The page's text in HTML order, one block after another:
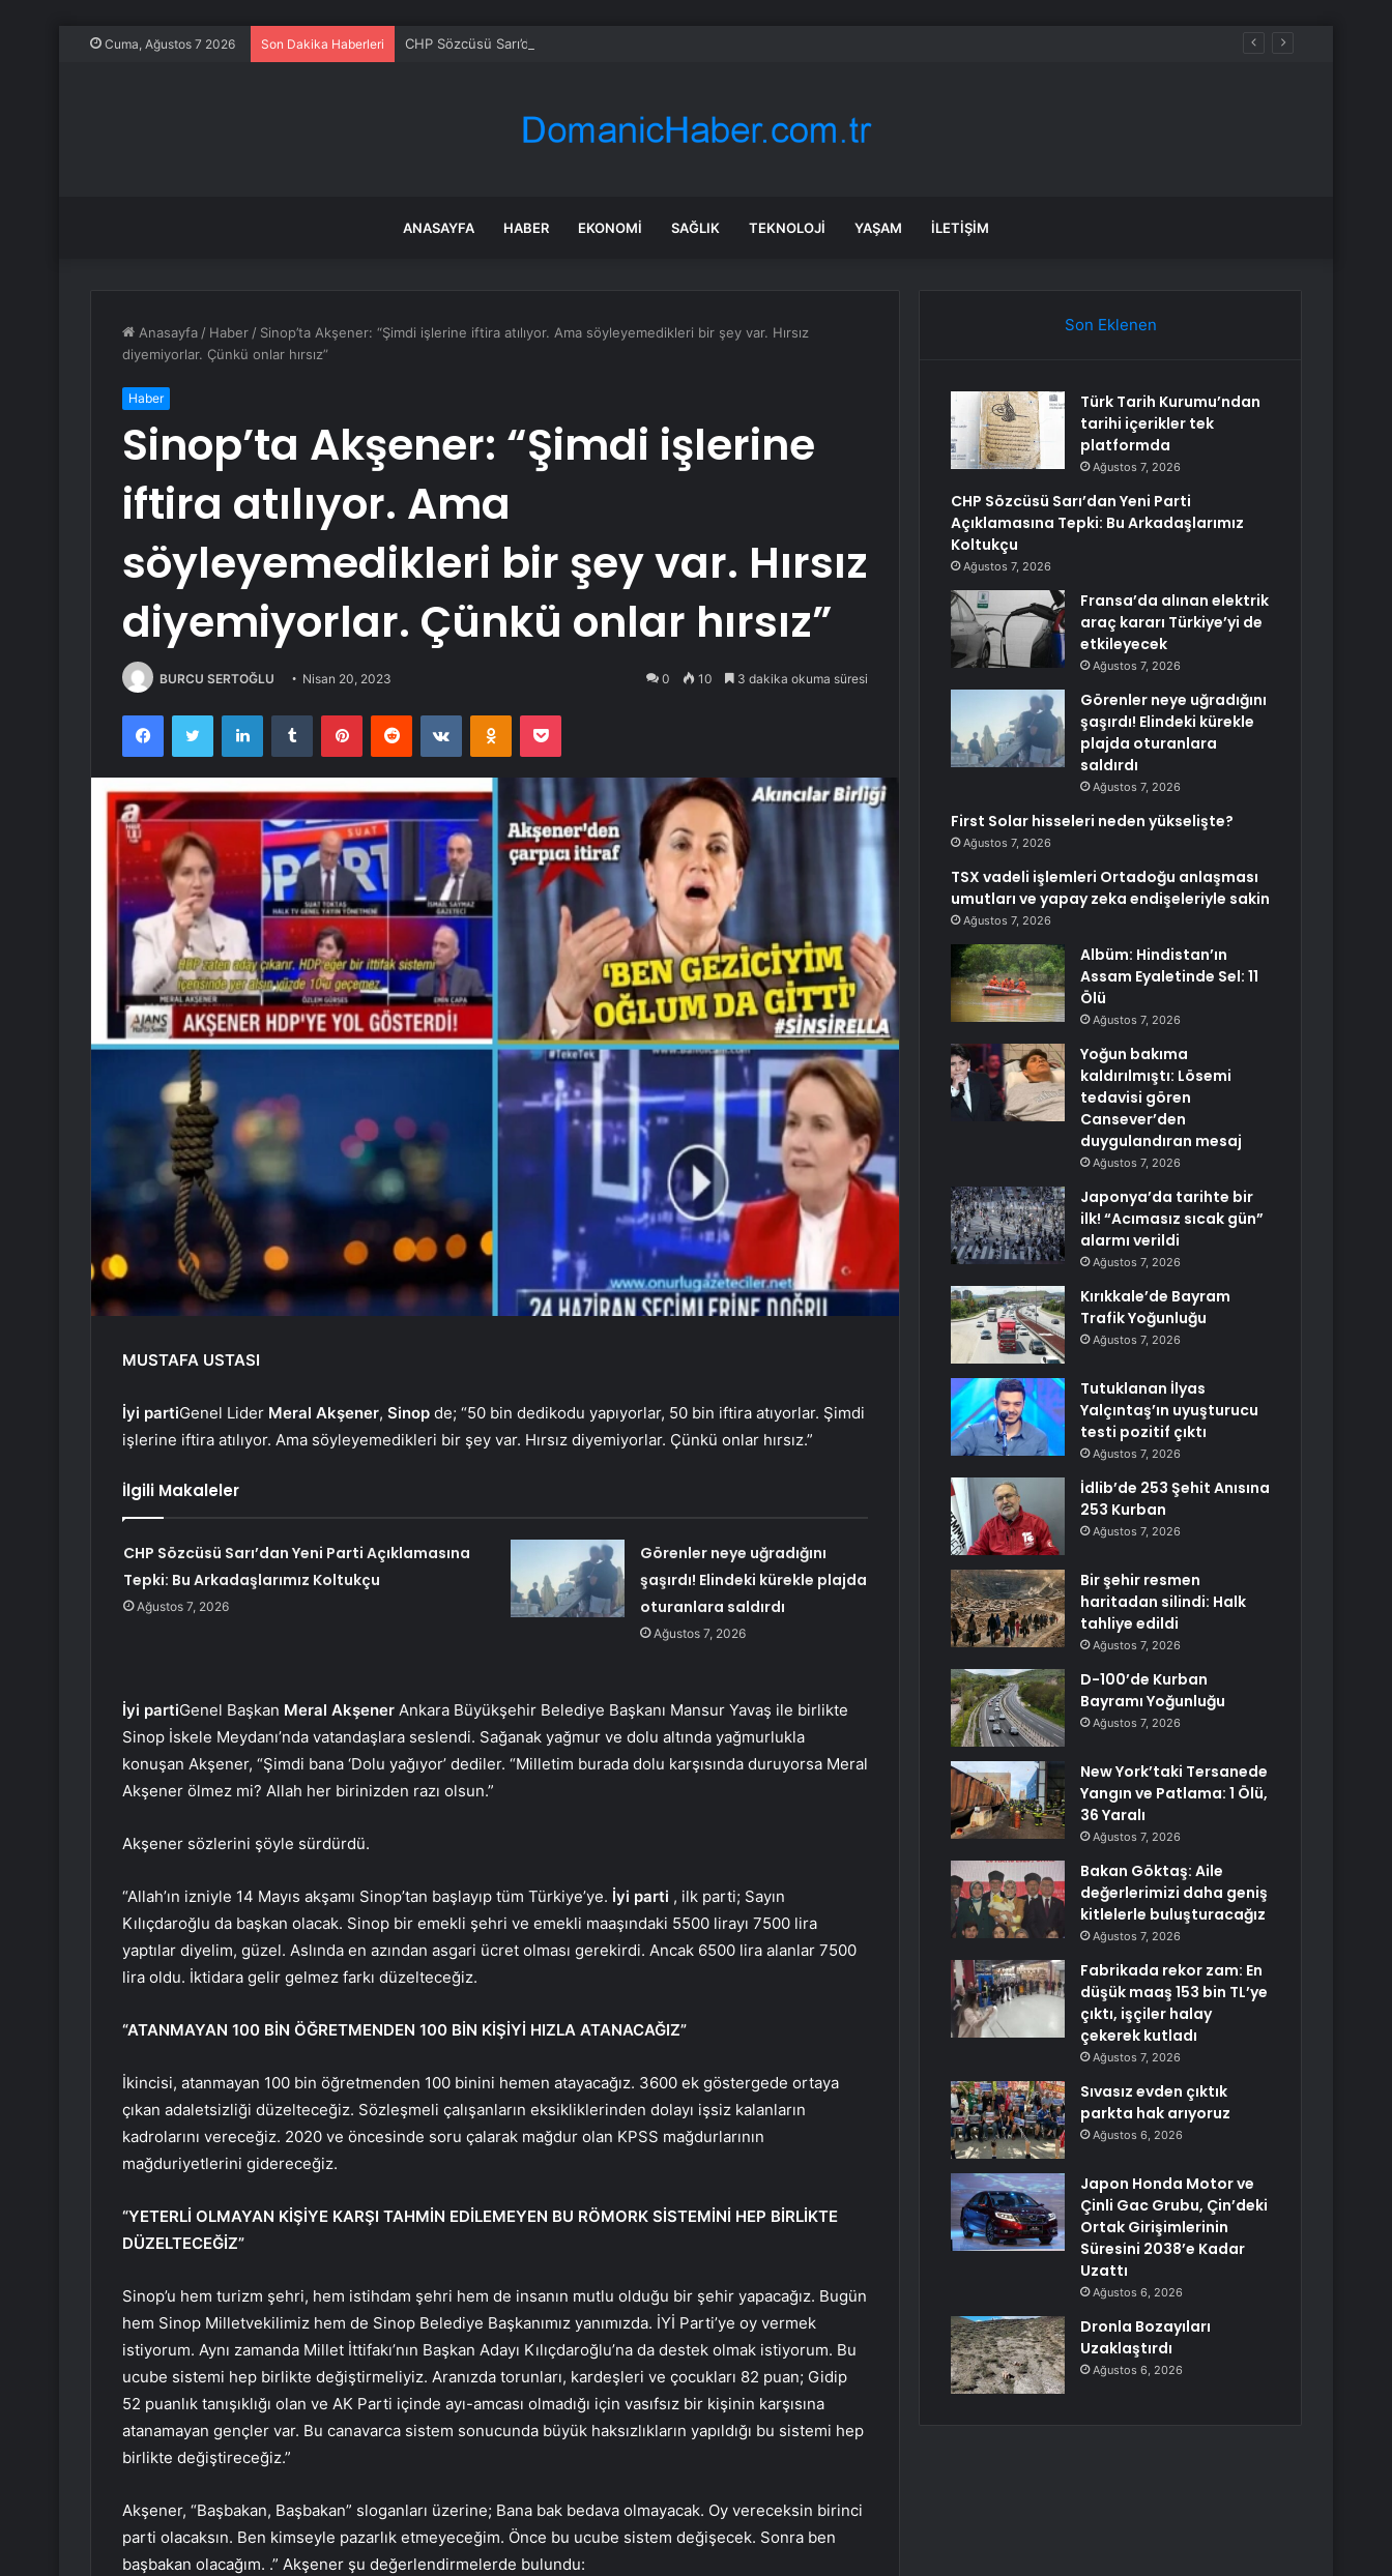
Cuma, Ağustos 7 2026 Son Dakika Haberleri CHP Sözcüsü Sarı’dan Yeni Parti Açıklamasına Tepki: Bu Arkadaşlarımız Koltukçu
ANASAYFA HABER EKONOMI SAĞLIK TEKNOLOJI YAŞAM İLETIŞIM
Anasayfa / Haber / Sinop’ta Akşener: “Şimdi işlerine iftira atılıyor. Ama söyleyemedikleri bir şey var. Hırsız
diyemiyorlar. Çünkü onlar hırsız”
Haber
Sinop’ta Akşener: “Şimdi işlerine
iftira atılıyor. Ama
söyleyemedikleri bir şey var. Hırsız
diyemiyorlar. Çünkü onlar hırsız”
BURCU SERTOĞLU Nisan 20, 2023 0 10 3 dakika okuma süresi
FacebookTwitter LinkedInTumblr PinterestReddit VKontakteOdnoklassniki
Pocket
MUSTAFA USTASI
İyi partiGenel Lider Meral Akşener, Sinop de; “50 bin dedikodu yapıyorlar, 50 bin iftira atıyorlar. Şimdi
işlerine iftira atılıyor. Ama söyleyemedikleri bir şey var. Hırsız diyemiyorlar. Çünkü onlar hırsız.”
İlgili Makaleler
CHP Sözcüsü Sarı’dan Yeni Parti Açıklamasına
Tepki: Bu Arkadaşlarımız Koltukçu
Ağustos 7, 2026
Görenler neye uğradığını
şaşırdı! Elindeki kürekle plajda
oturanlara saldırdı
Ağustos 7, 2026
İyi partiGenel Başkan Meral Akşener Ankara Büyükşehir Belediye Başkanı Mansur Yavaş ile birlikte
Sinop İskele Meydanı’nda vatandaşlara seslendi. Sağanak yağmur ve dolu altında yağmurlukla
konuşan Akşener, “Şimdi bana ‘Dolu yağıyor’ dediler. “Milletim burada dolu karşısında duruyorsa Meral
Akşener ölmez mi? Allah her birinizden razı olsun.”
Akşener sözlerini şöyle sürdürdü.
“Allah’ın izniyle 14 Mayıs akşamı Sinop’tan başlayıp tüm Türkiye’ye. İyi parti , ilk parti; Sayın
Kılıçdaroğlu da başkan olacak. Sinop bir emekli şehri ve emekli maaşındaki 5500 lirayı 7500 lira
yaptılar diyelim, güzel. Aslında en azından asgari ücret olması gerekirdi. Ancak 6500 lira alanlar 7500
lira oldu. İktidara gelir gelmez farkı düzelteceğiz.
“ATANMAYAN 100 BİN ÖĞRETMENDEN 100 BİN KİŞİYİ HIZLA ATANACAĞIZ”
İkincisi, atanmayan 100 bin öğretmenden 100 binini hemen atayacağız. 3600 ek göstergede ortaya
çıkan adaletsizliği düzelteceğiz. Sözleşmeli çalışanların eksikliklerinden dolayı işsiz kalanların
kadrolarını vereceğiz. 2020 ve öncesinde soru çalarak mağdur olan KPSS mağdurlarının
mağduriyetlerini gidereceğiz.
“YETERLİ OLMAYAN KİŞİYE KARŞI TAHMİN EDİLEMEYEN BU RÖMORK SİSTEMİNİ HEP BİRLİKTE
DÜZELTECEĞİZ”
Sinop’u hem turizm şehri, hem istihdam şehri hem de insanın mutlu olduğu bir şehir yapacağız. Bugün
hem Sinop Milletvekilimiz hem de Sinop Belediye Başkanımız yanımızda. İYİ Parti’ye oy vermek
istiyorum. Aynı zamanda Millet İttifakı’nın Başkan Adayı Kılıçdaroğlu’na da destek olmak istiyorum. Bu
ucube sistemi hep birlikte değiştirmeliyiz. Aranızda torunları, kardeşleri ve çocukları 82 puan; Gidip
52 puanlık tanışıklığı olan ve AK Parti içinde ayı-amcası olmadığı için vasıfsız bir kişinin karşısına
atanamayan gençler var. Bu canavarca sistem sonucunda büyük haksızlıkların yapıldığı bu sistemi hep
birlikte değiştireceğiz.”
Akşener, “Başbakan, Başbakan” sloganları üzerine; Bana bak bedava olmayacak. Oy vereceksin birinci
parti olacaksın. Ben kimseyle pazarlık etmeyeceğim. Önce bu ucube sistem değişecek. Sonra ben
başbakan olacağım. .” Akşener şu değerlendirmelerde bulundu:
Son Eklenen
Türk Tarih Kurumu’ndan
tarihi içerikler tek
platformda
Ağustos 7, 2026
CHP Sözcüsü Sarı’dan Yeni Parti
Açıklamasına Tepki: Bu Arkadaşlarımız
Koltukçu
Ağustos 7, 2026
Fransa’da alınan elektrik
araç kararı Türkiye’yi de
etkileyecek
Ağustos 7, 2026
Görenler neye uğradığını
şaşırdı! Elindeki kürekle
plajda oturanlara
saldırdı
Ağustos 7, 2026
First Solar hisseleri neden yükselişte?
Ağustos 7, 2026
TSX vadeli işlemleri Ortadoğu anlaşması
umutları ve yapay zeka endişeleriyle sakin
Ağustos 7, 2026
Albüm: Hindistan’ın
Assam Eyaletinde Sel: 11
Ölü
Ağustos 7, 2026
Yoğun bakıma
kaldırılmıştı: Lösemi
tedavisi gören
Cansever’den
duygulandıran mesaj
Ağustos 7, 2026
Japonya’da tarihte bir
ilk! “Acımasız sıcak gün”
alarmı verildi
Ağustos 7, 2026
Kırıkkale’de Bayram
Trafik Yoğunluğu
Ağustos 7, 2026
Tutuklanan İlyas
Yalçıntaş’ın uyuşturucu
testi pozitif çıktı
Ağustos 7, 2026
İdlib’de 253 Şehit Anısına
253 Kurban
Ağustos 7, 2026
Bir şehir resmen
haritadan silindi: Halk
tahliye edildi
Ağustos 7, 2026
D-100’de Kurban
Bayramı Yoğunluğu
Ağustos 7, 2026
New York’taki Tersanede
Yangın ve Patlama: 1 Ölü,
36 Yaralı
Ağustos 7, 2026
Bakan Göktaş: Aile
değerlerimizi daha geniş
kitlelerle buluşturacağız
Ağustos 7, 2026
Fabrikada rekor zam: En
düşük maaş 153 bin TL’ye
çıktı, işçiler halay
çekerek kutladı
Ağustos 7, 2026
Sıvasız evden çıktık
parkta hak arıyoruz
Ağustos 6, 2026
Japon Honda Motor ve
Çinli Gac Grubu, Çin’deki
Ortak Girişimlerinin
Süresini 2038’e Kadar
Uzattı
Ağustos 6, 2026
Dronla Bozayıları
Uzaklaştırdı
Ağustos 6, 2026